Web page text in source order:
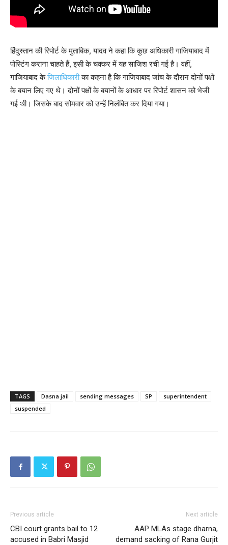
हिंदुस्तान की रिपोर्ट के मुताबिक, यादव ने कहा कि कुछ अधिकारी गाजियाबाद में
पोस्टिंग कराना चाहते हैं, इसी के चक्कर में यह साजिश रची गई है। वहीं,
गाजियाबाद केजिलाधिकारीका कहना है कि गाजियाबाद जांच के दौरान दोनों पक्षों
के बयान लिए गए थे। दोनों पक्षों के बयानों के आधार पर रिपोर्ट शासन को भेजी
गई थी। जिसके बाद सोमवार को उन्हें निलंबित कर दिया गया।
TAGS Dasna jail sending messages SP
superintendent
suspended
Previous article
CBI court grants bail to 12
accused in Babri Masjid
Next article
AAP MLAs stage dharna,
demand sacking of Rana Gurjit